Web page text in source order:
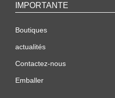
IMPORTANTE
Boutiques
actualités
Contactez-nous
Emballer